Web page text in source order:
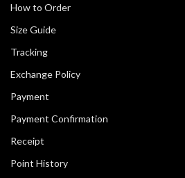
How to Order
Size Guide
Tracking
Exchange Policy
Payment
Payment Confirmation
Receipt
Point History